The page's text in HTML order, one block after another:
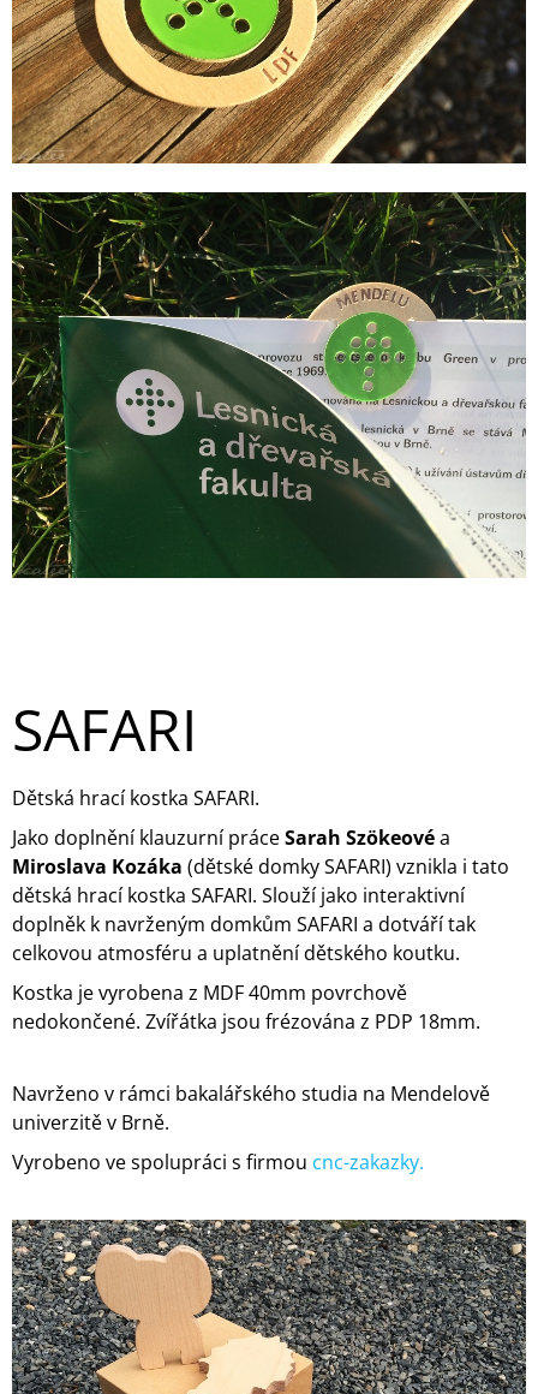
SAFARI
Dětská hrací kostka SAFARI.
Jako doplnění klauzurní práceSarah Szökeovéa
Miroslava Kozáka (dětské domky SAFARI) vznikla i tato
dětská hrací kostka SAFARI. Slouží jako interaktivní
doplněk k navrženým domkům SAFARI a dotváří tak
celkovou atmosféru a uplatnění dětského koutku.
Kostka je vyrobena z MDF 40mm povrchově
nedokončené. Zvířátka jsou frézována z PDP 18mm.
Navrženo v rámci bakalářského studia na Mendelově
univerzitě v Brně.
Vyrobeno ve spolupráci s firmou cnc-zakazky.